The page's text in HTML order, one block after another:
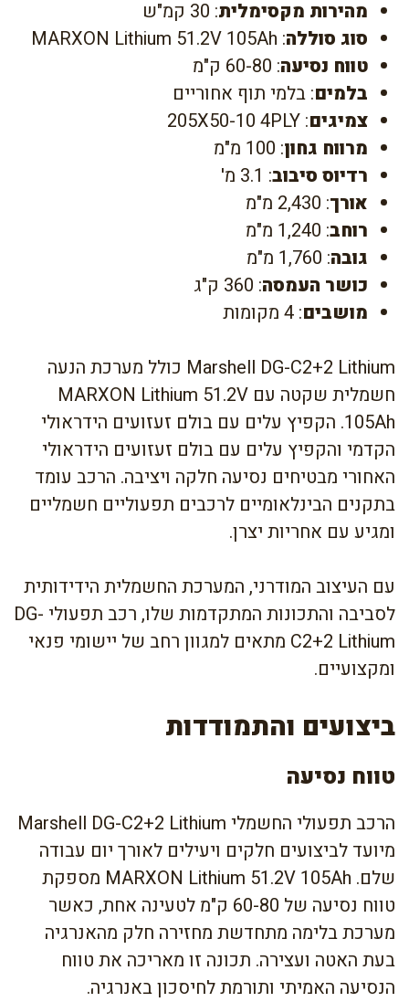
מהירות מקסימלית: 30 קמ"ש
סוג סוללה: MARXON Lithium 51.2V 105Ah
טווח נסיעה: 60-80 ק"מ
בלמים: בלמי תוף אחוריים
צמיגים: 205X50-10 4PLY
מרווח גחון: 100 מ"מ
רדיוס סיבוב: 3.1 מ'
אורך: 2,430 מ"מ
רוחב: 1,240 מ"מ
גובה: 1,760 מ"מ
כושר העמסה: 360 ק"ג
מושבים: 4 מקומות
Marshell DG-C2+2 Lithium כולל מערכת הנעה
חשמלית שקטה עם MARXON Lithium 51.2V
105Ah. הקפיץ עלים עם בולם זעזועים הידראולי
הקדמי והקפיץ עלים עם בולם זעזועים הידראולי
האחורי מבטיחים נסיעה חלקה ויציבה. הרכב עומד
בתקנים הבינלאומיים לרכבים תפעוליים חשמליים
ומגיע עם אחריות יצרן.
עם העיצוב המודרני, המערכת החשמלית הידידותית
לסביבה והתכונות המתקדמות שלו, רכב תפעולי DG-
C2+2 Lithium מתאים למגוון רחב של יישומי פנאי
ומקצועיים.
ביצועים והתמודדות
טווח נסיעה
הרכב תפעולי החשמלי Marshell DG-C2+2 Lithium
מיועד לביצועים חלקים ויעילים לאורך יום עבודה
שלם. MARXON Lithium 51.2V 105Ah מספקת
טווח נסיעה של 60-80 ק"מ לטעינה אחת, כאשר
מערכת בלימה מתחדשת מחזירה חלק מהאנרגיה
בעת האטה ועצירה. תכונה זו מאריכה את טווח
הנסיעה האמיתי ותורמת לחיסכון באנרגיה.